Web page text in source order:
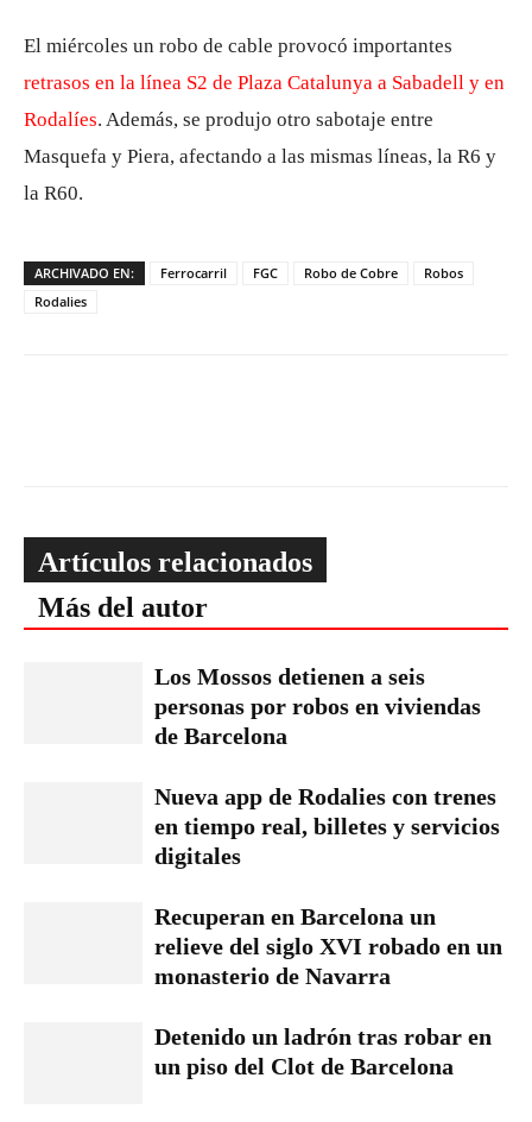
El miércoles un robo de cable provocó importantes
retrasos en la línea S2 de Plaza Catalunya a Sabadell y en
Rodalíes. Además, se produjo otro sabotaje entre
Masquefa y Piera, afectando a las mismas líneas, la R6 y
la R60.
ARCHIVADO EN: Ferrocarril FGC Robo de Cobre
Robos
Rodalies
Artículos relacionados
Más del autor
Los Mossos detienen a seis
personas por robos en viviendas
de Barcelona
Nueva app de Rodalies con trenes
en tiempo real, billetes y servicios
digitales
Recuperan en Barcelona un
relieve del siglo XVI robado en un
monasterio de Navarra
Detenido un ladrón tras robar en
un piso del Clot de Barcelona